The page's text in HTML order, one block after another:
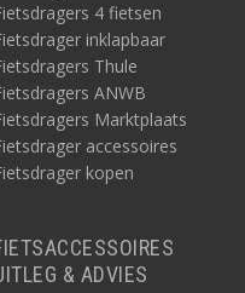
4 fietsen
inklapbaar
Thule
ANWB
Marktplaats
accessoires
kopen
& ADVIES